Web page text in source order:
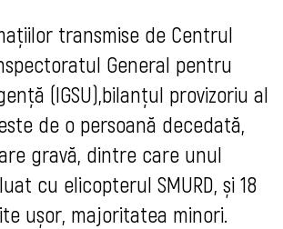
transmise de Centrul
General pentru
(IGSU),bilanțul provizoriu al
de o persoană decedată,
gravă, dintre care unul
cu elicopterul SMURD, și 18
ușor, majoritatea minori.